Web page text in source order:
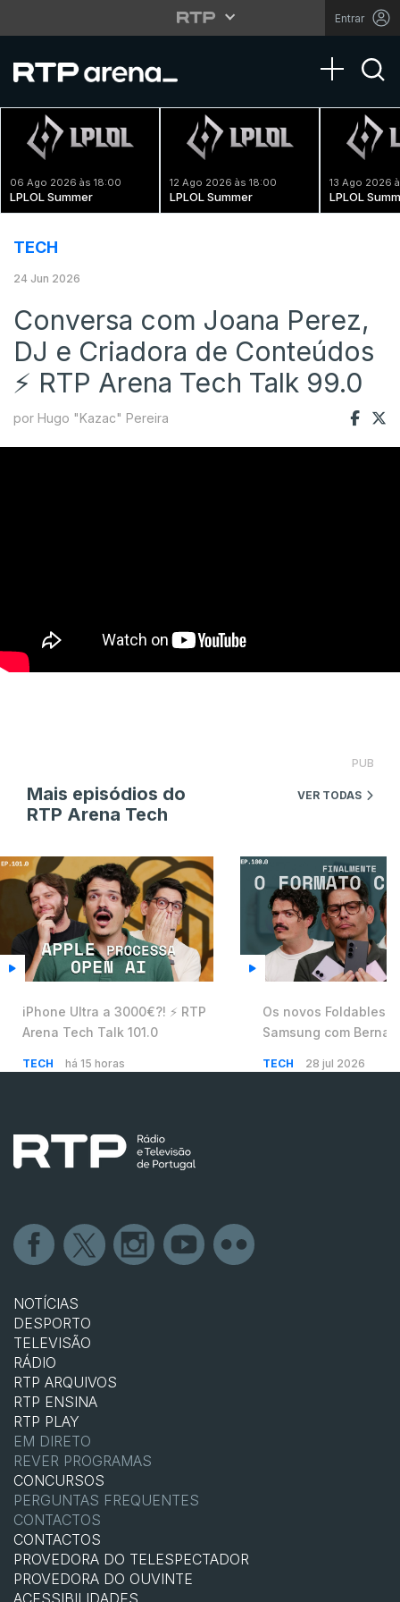
Entrar
Toggle
06 Ago 2026 às 18:00
LPLOL Summer
12 Ago 2026 às 18:00
LPLOL Summer
13 Ago 2026
LPLOL
TECH
24 Jun 2026
Conversa com Joana Perez,
DJ e Criadora de Conteúdos
⚡️ RTP Arena Tech Talk 99.0
por Hugo "Kazac" Pereira
PUB
Mais episódios do
RTP Arena Tech
VER TODAS
iPhone Ultra a 3000€?! ⚡️ RTP
Arena Tech Talk 101.0
TECH há 15 horas
Os novos Foldables
Samsung com
100.0
TECH 28 jul 2026
NOTÍCIAS
DESPORTO
TELEVISÃO
RÁDIO
RTP ARQUIVOS
RTP ENSINA
RTP PLAY
EM DIRETO
REVER PROGRAMAS
CONCURSOS
PERGUNTAS FREQUENTES
CONTACTOS
CONTACTOS
PROVEDORA DO TELESPECTADOR
PROVEDORA DO OUVINTE